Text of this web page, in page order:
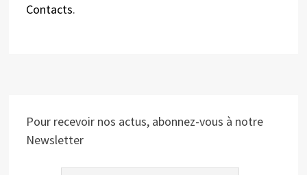
Contacts.
Pour recevoir nos actus, abonnez-vous à notre
Newsletter